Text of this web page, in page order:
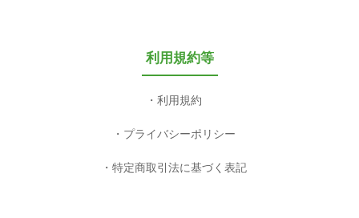
利用規約等
利用規約
プライバシーポリシー
特定商取引法に基づく表記